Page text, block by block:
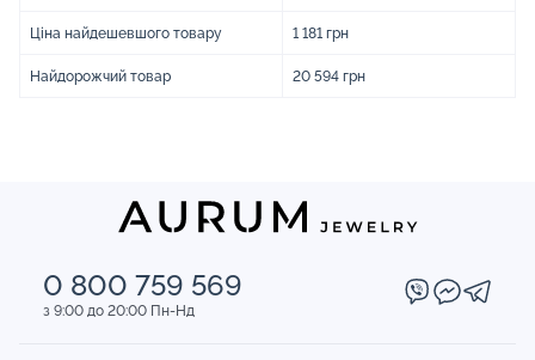
Ціна найдешевшого товару 1 181 грн
Найдорожчий товар 20 594 грн
0 800 759 569
з 9:00 до 20:00 Пн-Нд